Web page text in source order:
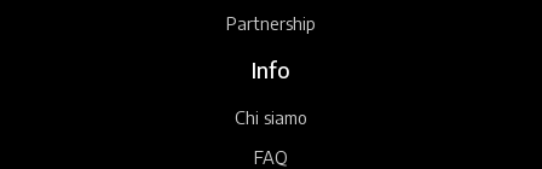
Partnership
Info
Chi siamo
FAQ